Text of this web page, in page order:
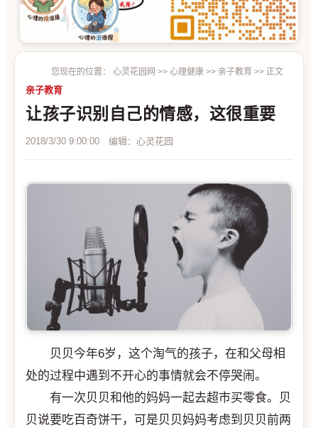
您现在的位置： 心灵花园网 >> 心理健康 >> 亲子教育 >> 正文
亲子教育
让孩子识别自己的情感，这很重要
2018/3/30 9:00:00 编辑：心灵花园
贝贝今年6岁，这个淘气的孩子，在和父母相
处的过程中遇到不开心的事情就会不停哭闹。
有一次贝贝和他的妈妈一起去超市买零食。贝
贝说要吃百奇饼干，可是贝贝妈妈考虑到贝贝前两